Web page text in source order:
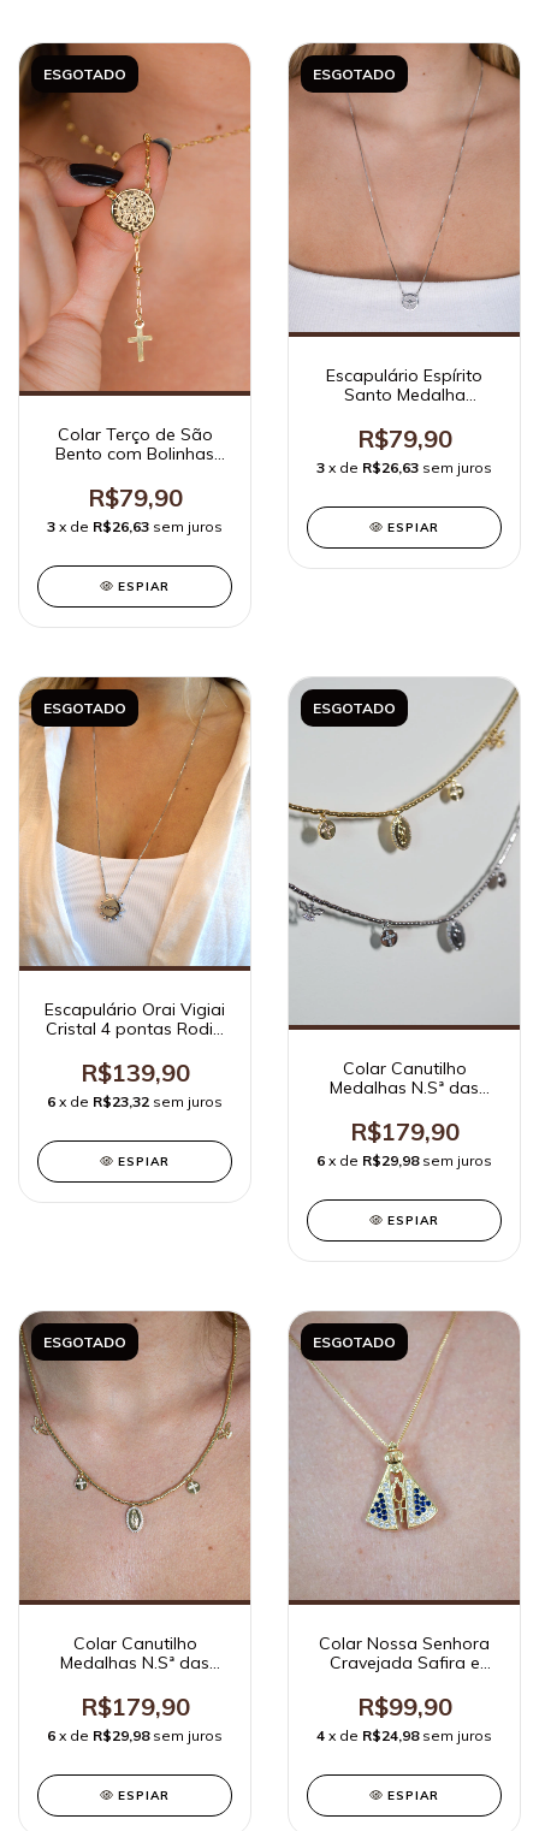
ESGOTADO
Colar Terço de São
Bento com Bolinhas
R$79,90
3 x de R$26,63 sem juros
ESPIAR
ESGOTADO
Escapulário Espírito
Santo Medalha
R$79,90
3 x de R$26,63 sem juros
ESPIAR
ESGOTADO
Escapulário Orai Vigiai
Cristal 4 pontas Rodio
R$139,90
6 x de R$23,32 sem juros
ESPIAR
ESGOTADO
Colar Canutilho
Medalhas N.Sª das
Santo Ródio Branco
R$179,90
6 x de R$29,98 sem juros
ESPIAR
ESGOTADO
Colar Canutilho
Medalhas N.Sª das
Santo Ouro
R$179,90
6 x de R$29,98 sem juros
ESPIAR
ESGOTADO
Colar Nossa Senhora
Cravejada Safira e
R$99,90
4 x de R$24,98 sem juros
ESPIAR